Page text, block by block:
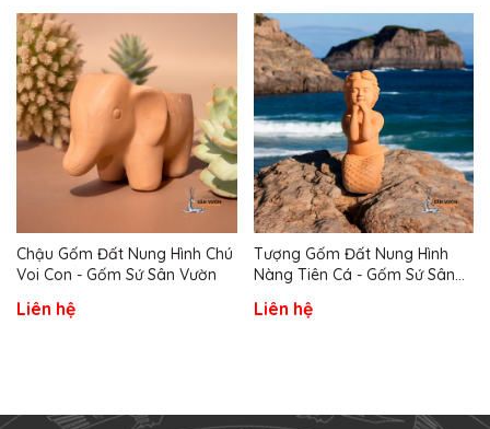
Chậu Gốm Đất Nung Hình Chú
Voi Con - Gốm Sứ Sân Vườn
Liên hệ
Tượng Gốm Đất Nung Hình
Nàng Tiên Cá - Gốm Sứ Sân
Liên hệ